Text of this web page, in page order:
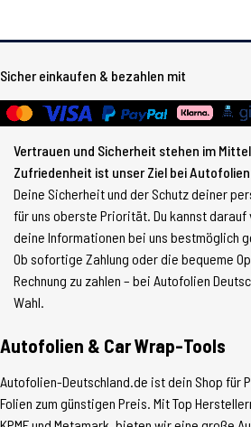
Sicher einkaufen & bezahlen mit
Vertrauen und Sicherheit stehen im
Zufriedenheit ist unser Ziel bei
Deine Sicherheit und der Schutz deiner
für uns oberste Priorität. Du kannst darauf
deine Informationen bei uns bestmöglich
Ob sofortige Zahlung oder die bequeme
Rechnung zu zahlen – bei Autofolien
Wahl.
Autofolien & Car Wrap-Tools
Autofolien-Deutschland.de ist dein Shop für
Folien zum günstigen Preis. Mit Top